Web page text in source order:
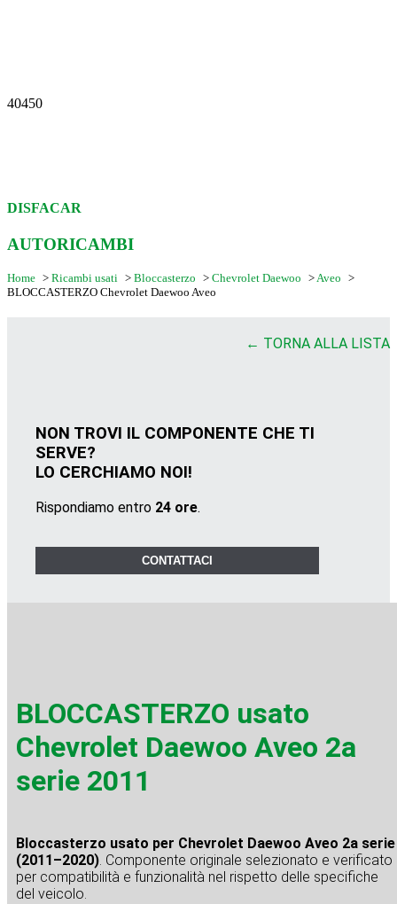
40450
DISFACAR
AUTORICAMBI
Home > Ricambi usati > Bloccasterzo > Chevrolet Daewoo >Aveo >
BLOCCASTERZO Chevrolet Daewoo Aveo
← TORNA ALLA LISTA
NON TROVI IL COMPONENTE CHE TI
SERVE?
LO CERCHIAMO NOI!
Rispondiamo entro 24 ore.
CONTATTACI
BLOCCASTERZO usato
Chevrolet Daewoo Aveo 2a
serie 2011
Bloccasterzo usato per Chevrolet Daewoo Aveo 2a serie
(2011–2020). Componente originale selezionato e verificato
per compatibilità e funzionalità nel rispetto delle specifiche
del veicolo.